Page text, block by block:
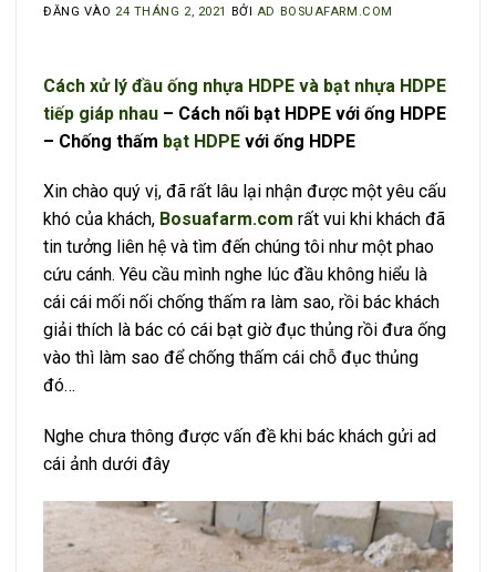
ĐĂNG VÀO 24 THÁNG 2, 2021 BỞI AD BOSUAFARM.COM
Cách xử lý đầu ống nhựa HDPE và bạt nhựa HDPE
tiếp giáp nhau – Cách nối bạt HDPE với ống HDPE
– Chống thấm bạt HDPE với ống HDPE
Xin chào quý vị, đã rất lâu lại nhận được một yêu cấu
khó của khách, Bosuafarm.com rất vui khi khách đã
tin tưởng liên hệ và tìm đến chúng tôi như một phao
cứu cánh. Yêu cầu mình nghe lúc đầu không hiểu là
cái cái mối nối chống thấm ra làm sao, rồi bác khách
giải thích là bác có cái bạt giờ đục thủng rồi đưa ống
vào thì làm sao để chống thấm cái chỗ đục thủng
đó…
Nghe chưa thông được vấn đề khi bác khách gửi ad
cái ảnh dưới đây